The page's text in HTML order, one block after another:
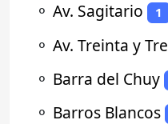
⚬ Av. Sagitario 1
⚬ Av. Treinta y
⚬ Barra del Chuy
⚬ Barros Blancos